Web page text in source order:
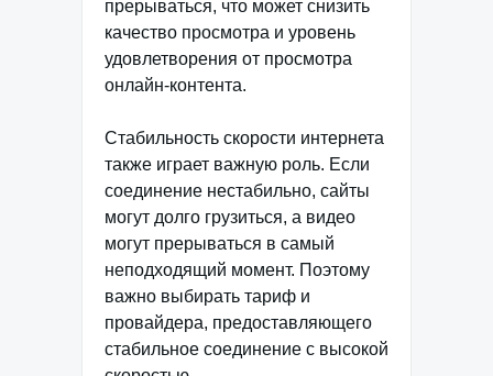
прерываться, что может снизить
качество просмотра и уровень
удовлетворения от просмотра
онлайн-контента.
Стабильность скорости интернета
также играет важную роль. Если
соединение нестабильно, сайты
могут долго грузиться, а видео
могут прерываться в самый
неподходящий момент. Поэтому
важно выбирать тариф и
провайдера, предоставляющего
стабильное соединение с высокой